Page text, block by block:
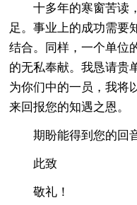
十多年的寒窗苦读
足。事业上的成功需要
结合。同样，一个单
的无私奉献。我恳请贵
为你们中的一员，我将
来回报您的知遇之恩。
期盼能得到您的回
此致
敬礼！